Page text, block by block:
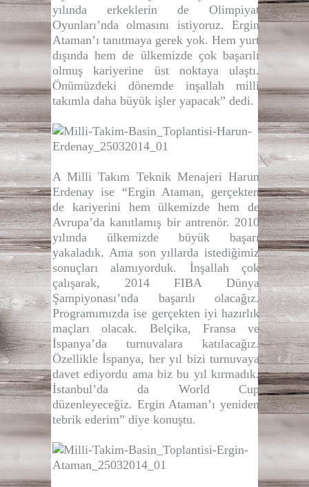
yılında erkeklerin de Olimpiyat
Oyunları’nda olmasını istiyoruz. Ergin
Ataman’ı tanıtmaya gerek yok. Hem yurt
dışında hem de ülkemizde çok başarılı
olmuş kariyerine üst noktaya ulaştı.
Önümüzdeki dönemde inşallah milli
takımla daha büyük işler yapacak” dedi.
A Milli Takım Teknik Menajeri Harun
Erdenay ise “Ergin Ataman, gerçekten
de kariyerini hem ülkemizde hem de
Avrupa’da kanıtlamış bir antrenör. 2010
yılında ülkemizde büyük başarı
yakaladık. Ama son yıllarda istediğimiz
sonuçları alamıyorduk. İnşallah çok
çalışarak, 2014 FIBA Dünya
Şampiyonası’nda başarılı olacağız.
Programımızda ise gerçekten iyi hazırlık
maçları olacak. Belçika, Fransa ve
İspanya’da turnuvalara katılacağız.
Özellikle İspanya, her yıl bizi turnuvaya
davet ediyordu ama biz bu yıl kırmadık.
İstanbul’da da World Cup
düzenleyeceğiz. Ergin Ataman’ı yeniden
tebrik ederim” diye konuştu.